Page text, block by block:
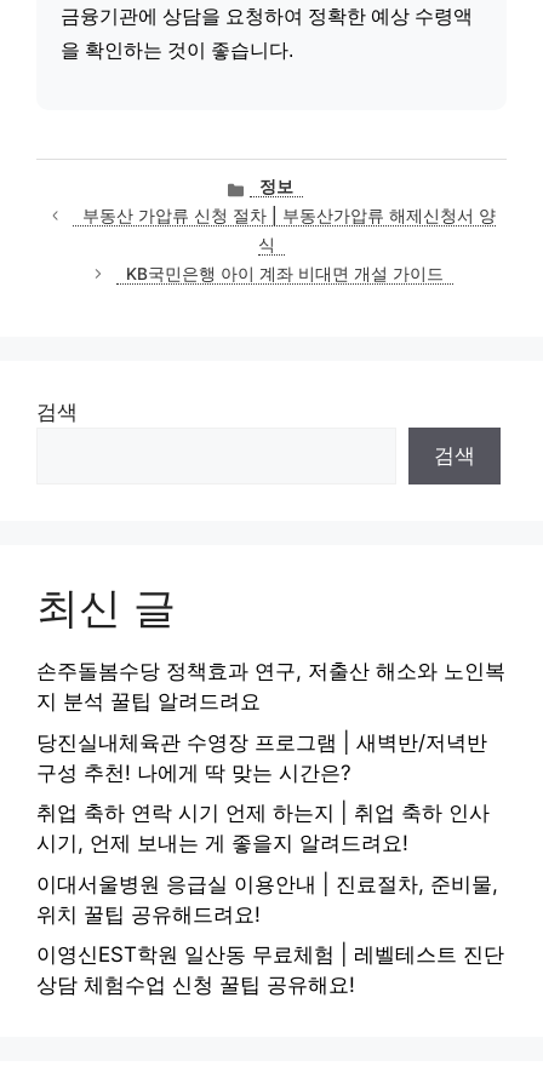
금융기관에 상담을 요청하여 정확한 예상 수령액
을 확인하는 것이 좋습니다.
카
테
고
리
정보
부동산 가압류 신청 절차 | 부동산가압류 해제신청서 양
식
KB국민은행 아이 계좌 비대면 개설 가이드
검색
검색
최신 글
손주돌봄수당 정책효과 연구, 저출산 해소와 노인복
지 분석 꿀팁 알려드려요
당진실내체육관 수영장 프로그램 | 새벽반/저녁반
구성 추천! 나에게 딱 맞는 시간은?
취업 축하 연락 시기 언제 하는지 | 취업 축하 인사
시기, 언제 보내는 게 좋을지 알려드려요!
이대서울병원 응급실 이용안내 | 진료절차, 준비물,
위치 꿀팁 공유해드려요!
이영신EST학원 일산동 무료체험 | 레벨테스트 진단
상담 체험수업 신청 꿀팁 공유해요!